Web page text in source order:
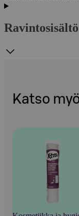
Ravintosisältö
Katso